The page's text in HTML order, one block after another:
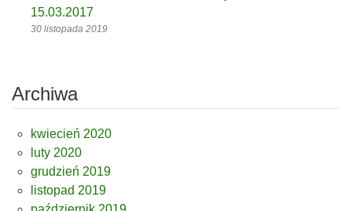
15.03.2017
30 listopada 2019
Archiwa
kwiecień 2020
luty 2020
grudzień 2019
listopad 2019